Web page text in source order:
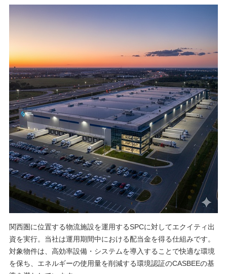
関西圏に位置する物流施設を運用するSPCに対してエクイティ出
資を実行。当社は運用期間中における配当金を得る仕組みです。
対象物件は、高効率設備・システムを導入することで快適な環境
を保ち、エネルギーの使用量を削減する環境認証のCASBEEの基